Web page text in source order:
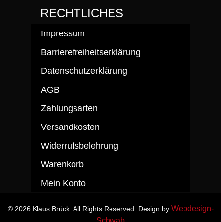
RECHTLICHES
Impressum
Barrierefreiheitserklärung
Datenschutzerklärung
AGB
Zahlungsarten
Versandkosten
Widerrufsbelehrung
Warenkorb
Mein Konto
© 2026 Klaus Brück. All Rights Reserved. Design by Webdesign-
Schwab